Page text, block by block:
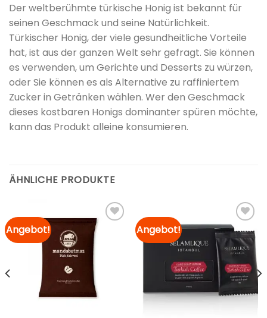
Der weltberühmte türkische Honig ist bekannt für
seinen Geschmack und seine Natürlichkeit.
Türkischer Honig, der viele gesundheitliche Vorteile
hat, ist aus der ganzen Welt sehr gefragt. Sie können
es verwenden, um Gerichte und Desserts zu würzen,
oder Sie können es als Alternative zu raffiniertem
Zucker in Getränken wählen. Wer den Geschmack
dieses kostbaren Honigs dominanter spüren möchte,
kann das Produkt alleine konsumieren.
ÄHNLICHE PRODUKTE
Angebot!
Merkliste
hinzufügen
Angebot!
Zur
Merkliste
hinzufügen